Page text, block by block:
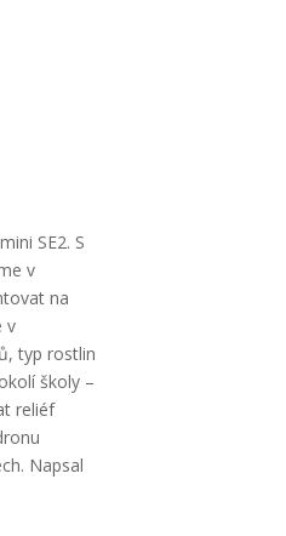
SE2. S
v
na
v
typ rostlin
školy –
reliéf
Napsal